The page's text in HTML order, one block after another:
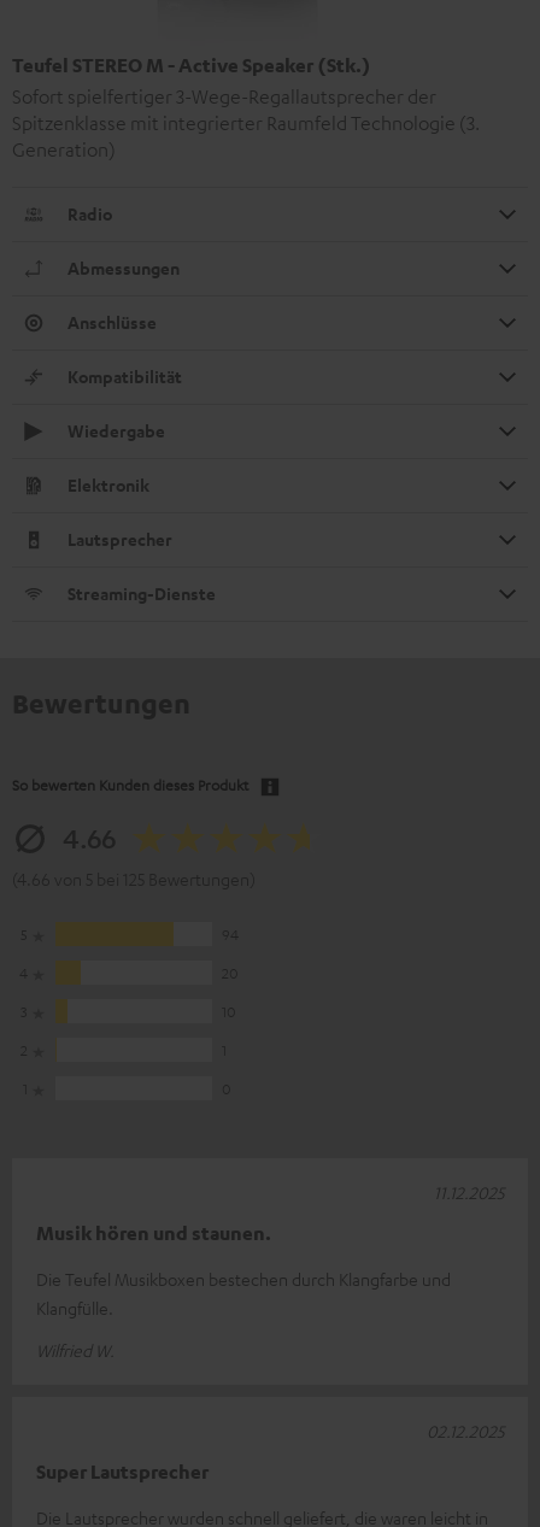
Teufel STEREO M - Active Speaker (Stk.)
Sofort spielfertiger 3-Wege-Regallautsprecher der
Spitzenklasse mit integrierter Raumfeld Technologie (3.
Generation)
Radio
Abmessungen
Anschlüsse
Kompatibilität
Wiedergabe
Elektronik
Lautsprecher
Streaming-Dienste
So bewerten Kunden dieses Produkt
Musik hören und staunen.
Die Teufel Musikboxen bestechen durch Klangfarbe und
Klangfülle.
Wilfried W.
11.12.2025
Super Lautsprecher
Die Lautsprecher wurden schnell geliefert, die waren leicht in
02.12.2025